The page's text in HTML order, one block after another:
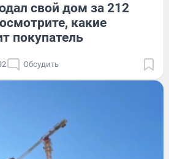
свой дом за 212
какие
покупатель
Обсудить